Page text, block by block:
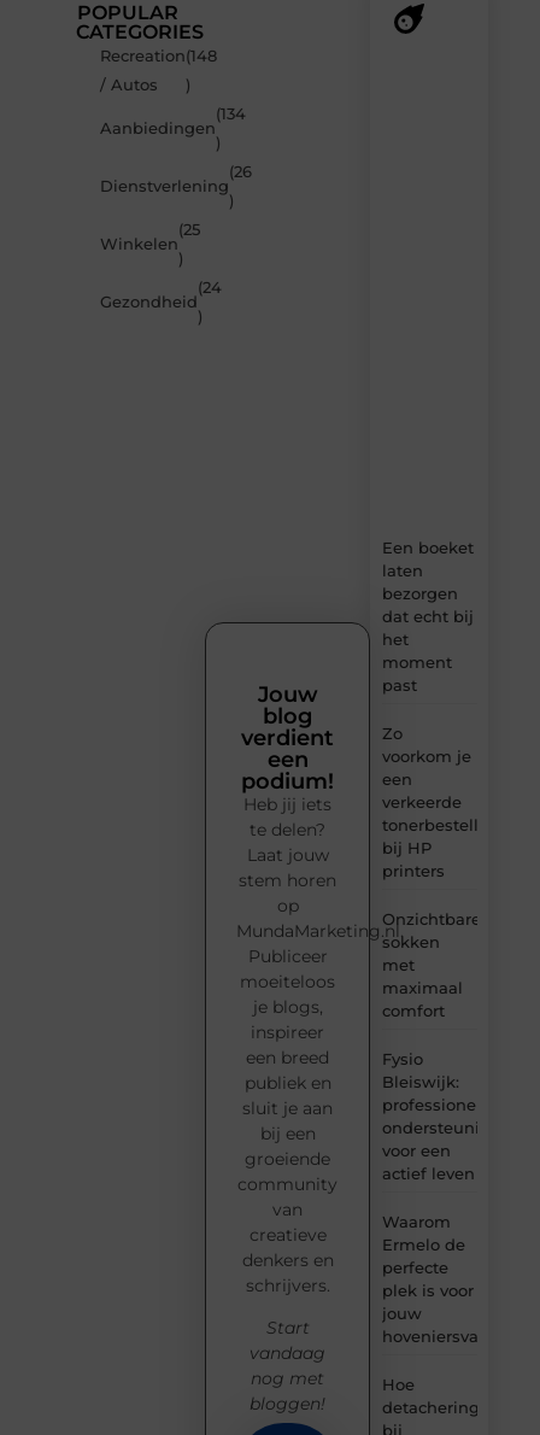
POPULAR
CATEGORIES
Recreation
/ Autos
(148
)
Aanbiedingen
(134
)
Dienstverlening
(26
)
Winkelen
(25
)
Gezondheid
(24
)
Een boeket
laten
bezorgen
dat echt bij
het
moment
past
Zo
voorkom je
een
verkeerde
tonerbestelling
bij HP
printers
Onzichtbare
sokken
met
maximaal
comfort
Fysio
Bleiswijk:
professionele
ondersteuning
voor een
actief leven
Waarom
Ermelo de
perfecte
plek is voor
jouw
Hoe
detachering
bij
Jouw
blog
verdient
een
podium!
Heb jij iets
te delen?
Laat jouw
stem horen
op
MundaMarketing.nl.
Publiceer
moeiteloos
je blogs,
inspireer
een breed
publiek en
sluit je aan
bij een
groeiende
community
van
creatieve
denkers en
schrijvers.
Start
vandaag
nog met
bloggen!